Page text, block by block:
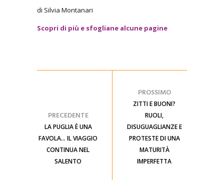
di Silvia Montanari
Scopri di più e sfogliane alcune pagine
PRECEDENTE
LA PUGLIA È UNA
FAVOLA... IL VIAGGIO
CONTINUA NEL
SALENTO
PROSSIMO
ZITTI E BUONI?
RUOLI,
DISUGUAGLIANZE E
PROTESTE DI UNA
MATURITÀ
IMPERFETTA